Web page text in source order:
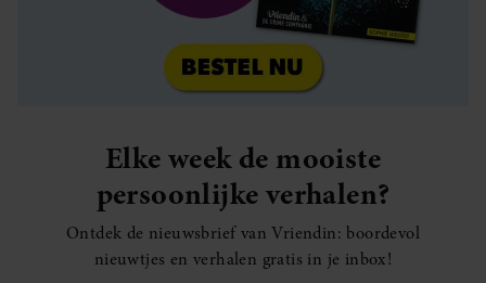
Elke week de mooiste
persoonlijke verhalen?
Ontdek de nieuwsbrief van Vriendin: boordevol
nieuwtjes en verhalen gratis in je inbox!